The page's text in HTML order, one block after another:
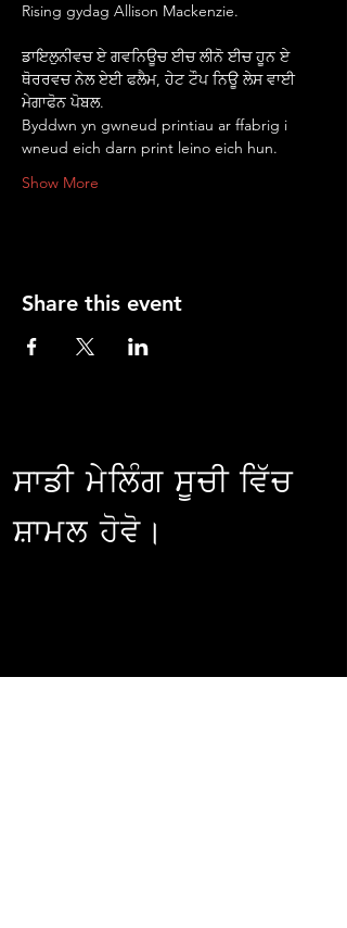
Rising gydag Allison Mackenzie.
ਡਾਇਲੁਨੀਵਚ ਏ ਗਵਨਿਊਚ ਈਚ ਲੀਨੋ ਈਚ ਹੂਨ ਏ
ਥੋਰਰਵਚ ਨੇਲ ਏਈ ਫਲੈਮ, ਹੇਟ ਟੌਪ ਨਿਊ ਲੇਸ ਵਾਈ
ਮੇਗਾਫੋਨ ਪੋਬਲ.
Byddwn yn gwneud printiau ar ffabrig i
wneud eich darn print leino eich hun.
Show More
Share this event
ਸਾਡੀ ਮੇਲਿੰਗ ਸੂਚੀ ਵਿੱਚ
ਸ਼ਾਮਲ ਹੋਵੋ।